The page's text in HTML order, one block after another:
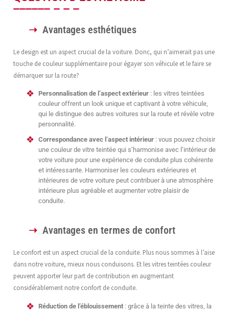
Avantages esthétiques
Le design est un aspect crucial de la voiture. Donc, qui n’aimerait pas une
touche de couleur supplémentaire pour égayer son véhicule et le faire se
démarquer sur la route?
Personnalisation de l’aspect extérieur : les vitres teintées
couleur offrent un look unique et captivant à votre véhicule,
qui le distingue des autres voitures sur la route et révèle votre
personnalité.
Correspondance avec l’aspect intérieur : vous pouvez choisir
une couleur de vitre teintée qui s’harmonise avec l’intérieur de
votre voiture pour une expérience de conduite plus cohérente
et intéressante. Harmoniser les couleurs extérieures et
intérieures de votre voiture peut contribuer à une atmosphère
intérieure plus agréable et augmenter votre plaisir de
conduite.
Avantages en termes de confort
Le confort est un aspect crucial de la conduite. Plus nous sommes à l’aise
dans notre voiture, mieux nous conduisons. Et les vitres teintées couleur
peuvent apporter leur part de contribution en augmentant
considérablement notre confort de conduite.
Réduction de l’éblouissement : grâce à la teinte des vitres, la